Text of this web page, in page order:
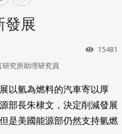
發展
瀏覽次
15481
究所助理研究員
以氫為燃料的汽車寄以厚
部長朱棣文，決定削減發展
是美國能源部仍然支持氫燃